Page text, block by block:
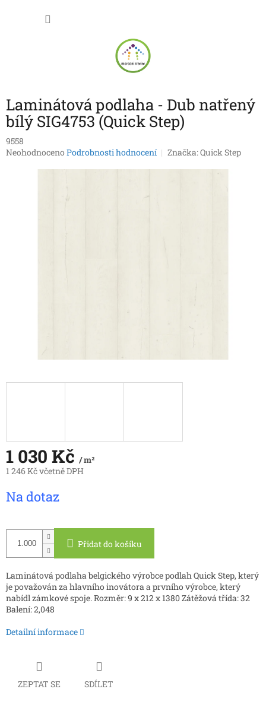
Laminátová podlaha - Dub natřený
bílý SIG4753 (Quick Step)
9558
Průměrné
Neohodnoceno Podrobnosti hodnocení Značka:Quick Step
1 030 Kč / m²
1 246 Kč včetně DPH
cena:
Na dotaz
Přidat do košíku
Laminátová podlaha belgického výrobce podlah Quick Step, který
je považován za hlavního inovátora a prvního výrobce, který
nabídl zámkové spoje.Rozměr: 9 x 212 x 1380 Zátěžová třída: 32
Balení: 2,048
Detailní informace
ZEPTAT SE SDÍLET